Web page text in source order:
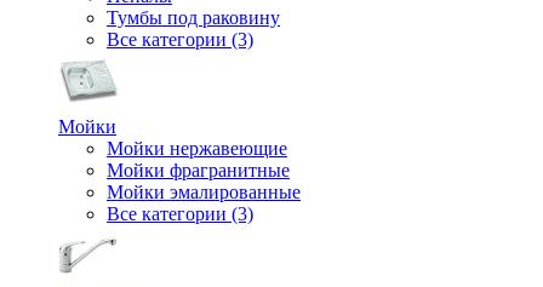
Тумбы под раковину
Все категории (3)
Мойки
Мойки нержавеющие
Мойки фрагранитные
Мойки эмалированные
Все категории (3)